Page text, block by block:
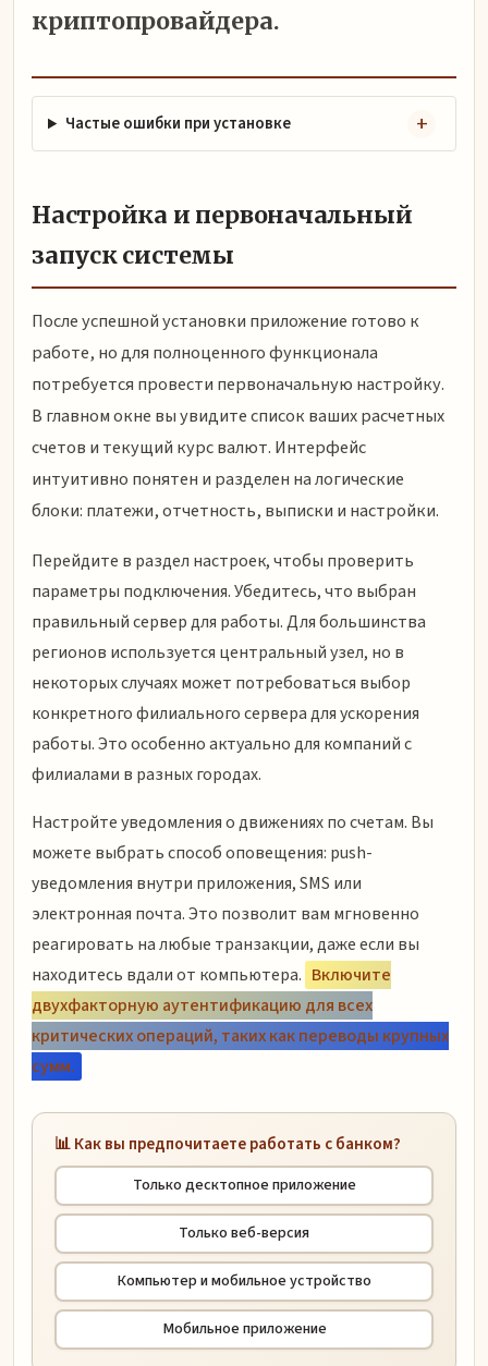
криптопровайдера.
Частые ошибки при установке
Настройка и первоначальный
запуск системы
После успешной установки приложение готово к
работе, но для полноценного функционала
потребуется провести первоначальную настройку.
В главном окне вы увидите список ваших расчетных
счетов и текущий курс валют. Интерфейс
интуитивно понятен и разделен на логические
блоки: платежи, отчетность, выписки и настройки.
Перейдите в раздел настроек, чтобы проверить
параметры подключения. Убедитесь, что выбран
правильный сервер для работы. Для большинства
регионов используется центральный узел, но в
некоторых случаях может потребоваться выбор
конкретного филиального сервера для ускорения
работы. Это особенно актуально для компаний с
филиалами в разных городах.
Настройте уведомления о движениях по счетам. Вы
можете выбрать способ оповещения: push-
уведомления внутри приложения, SMS или
электронная почта. Это позволит вам мгновенно
реагировать на любые транзакции, даже если вы
находитесь вдали от компьютера. Включите
двухфакторную аутентификацию для всех
критических операций, таких как переводы крупных
сумм.
📊 Как вы предпочитаете работать с банком?
Только десктопное приложение
Только веб-версия
Компьютер и мобильное устройство
Мобильное приложение